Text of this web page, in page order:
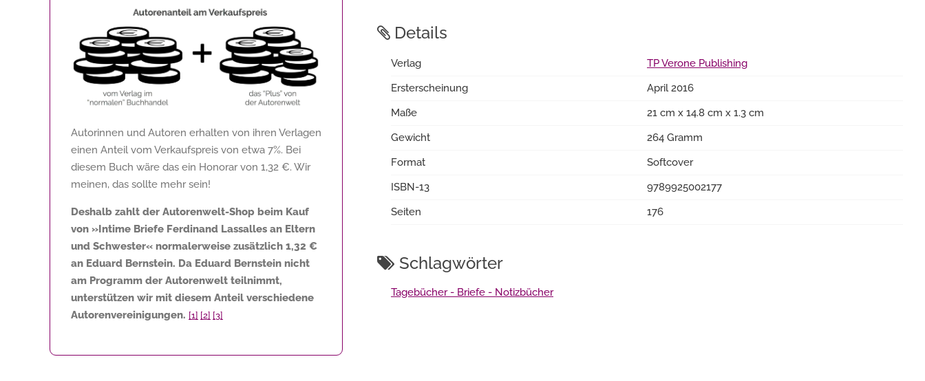
Autorinnen und Autoren erhalten von ihren Verlagen
einen Anteil vom Verkaufspreis von etwa 7%. Bei
diesem Buch wäre das ein Honorar von 1,32 €. Wir
meinen, das sollte mehr sein!
Deshalb zahlt der Autorenwelt-Shop beim Kauf
von »Intime Briefe Ferdinand Lassalles an Eltern
und Schwester« normalerweise zusätzlich 1,32 €
an Eduard Bernstein. Da Eduard Bernstein nicht
am Programm der Autorenwelt teilnimmt,
unterstützen wir mit diesem Anteil verschiedene
Autorenvereinigungen. [1] [2] [3]
Details
Verlag
TP Verone Publishing
Ersterscheinung
April 2016
Maße
21 cm x 14.8 cm x 1.3 cm
Gewicht
264 Gramm
Format
Softcover
ISBN-13
9789925002177
Seiten
176
Schlagwörter
Tagebücher - Briefe - Notizbücher